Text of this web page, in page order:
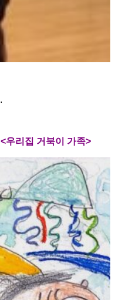
우리집 거북이 가족>